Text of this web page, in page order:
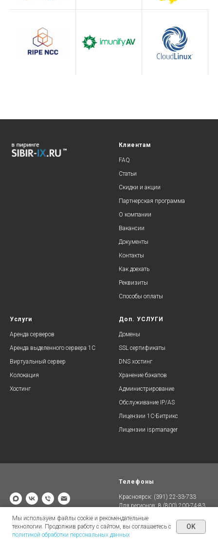
Клиентам
FAQ
Статьи
Скидки и акции
Партнерская программа
О компании
Вакансии
Документы
Контакты
Как доехать
Реквизиты
Способы оплаты
Услуги
Аренда серверов
Аренда выделенного сервера 1С
Виртуальный сервер
Колокация
Хостинг
Доп. УСЛУГИ
Домены
SSL сертификаты
DNS хостинг
Хранение бэкапов
Администрирование
Обслуживание IP/AS
Лицензии 1C-Битрикс
Лицензии ispmanager
2005 - 2026 © ООО "Оптизон"
Телефоны
Красноярск: (391) 22-33-733
Для регионов: 8 (800) 200-74-83
660041, Красноярский край,
г. Красноярск, ул. Академика
Мы используем файлы cookie и рекомендательные
технологии. Продолжив работу с сайтом, вы соглашаетесь с
политикой обработки персональных данных
OK